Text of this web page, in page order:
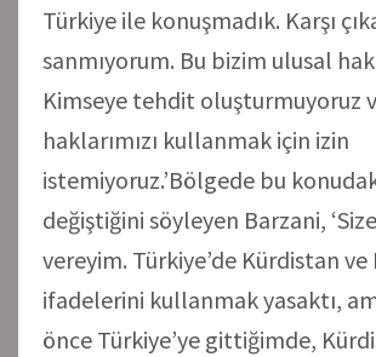
Türkiye ile konuşmadık. Karşı
sanmıyorum. Bu bizim ulusal
Kimseye tehdit oluşturmuyoruz
haklarımızı kullanmak için izin
istemiyoruz.’Bölgede bu
değiştiğini söyleyen Barzani,
vereyim. Türkiye’de Kürdistan
ifadelerini kullanmak yasaktı,
önce Türkiye’ye gittiğimde,